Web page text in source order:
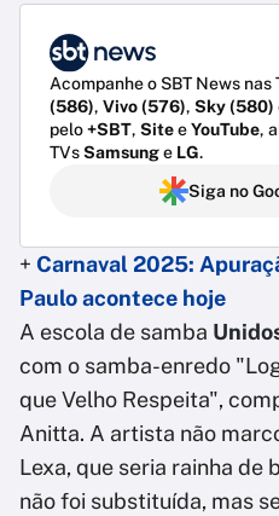
Acompanhe o SBT News
(586), Vivo (576), Sky (580)
pelo+SBT, SiteeYouTube,
TVsSamsunge LG.
Siga no
+ Carnaval 2025:
Paulo acontece hoje
A escola de samba
com o samba-enredo
que Velho Respeita",
Anitta. A artista não
Lexa, que seria rainha de
não foi substituída, mas